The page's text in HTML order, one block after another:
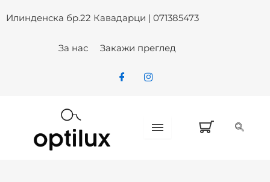
toИлинденска бр.22 Кавадарци | 071385473
За нас Закажи преглед